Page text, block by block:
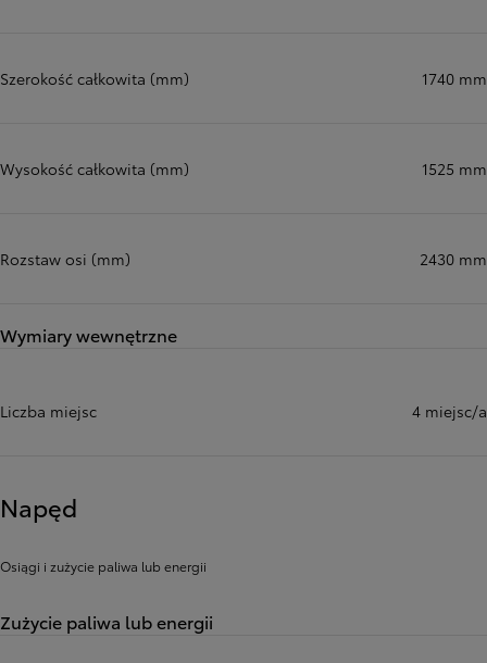
Szerokość całkowita (mm) 1740 mm
Wysokość całkowita (mm) 1525 mm
Rozstaw osi (mm) 2430 mm
Wymiary wewnętrzne
Liczba miejsc 4 miejsc/a
Napęd
Osiągi i zużycie paliwa lub energii
Zużycie paliwa lub energii